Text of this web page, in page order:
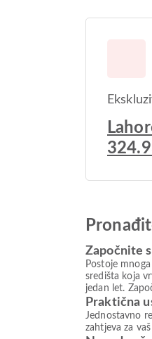
Započnite
Postoje
središta koja
jedan let.
Praktična
Jednostavno
zahtjeva za